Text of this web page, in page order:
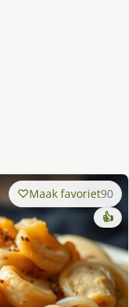
Maak favoriet90
👍